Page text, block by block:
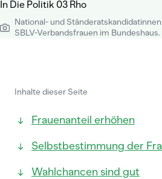
National- und
SBLV-Verbandsfrauen im Bundeshaus.
Inhalte dieser Seite
Frauenanteil erhöhen
Selbstbestimmung der
Wahlchancen sind gut